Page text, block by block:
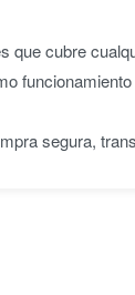
cubre
segura,